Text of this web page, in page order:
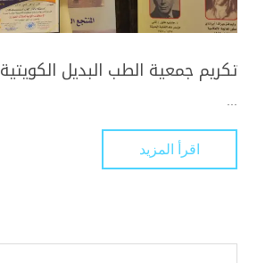
تكريم جمعية الطب البديل الكويتية
...
اقرأ المزيد